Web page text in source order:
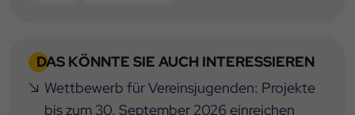
DAS KÖNNTE SIE AUCH INTERESSIEREN
Wettbewerb für Vereinsjugenden: Projekte
bis zum 30. September 2026 einreichen